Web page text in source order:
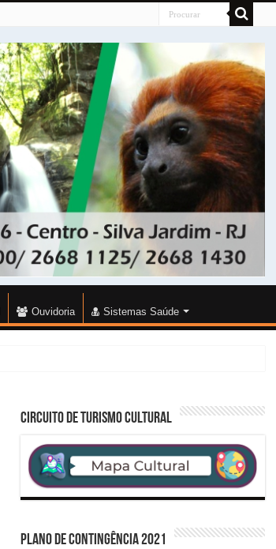
Ouvidoria Sistemas Saúde
CIRCUITO DE TURISMO CULTURAL
PLANO DE CONTINGÊNCIA 2021